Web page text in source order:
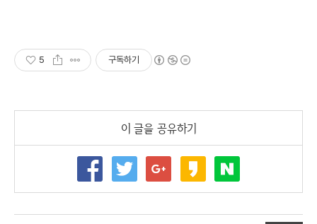
5 구독하기
이 글을 공유하기